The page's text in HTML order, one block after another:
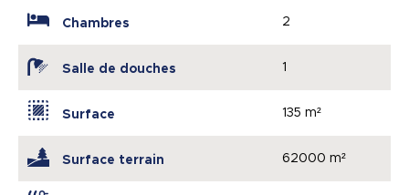
Chambres 2
Salle de douches 1
Surface 135 m²
Surface terrain 62000 m²